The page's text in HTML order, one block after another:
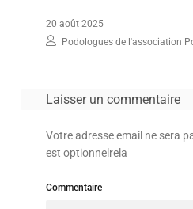
20 août 2025
Podologues de l'association
Laisser un commentaire
Votre adresse email ne sera
est optionnelrela
Commentaire